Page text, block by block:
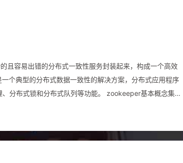
且容易出错的分布式⼀致性服务封装起来，构成⼀个⾼效
个典型的分布式数据⼀致性的解决⽅案，分布式应⽤程序
分布式锁和分布式队列等功能。 zookeeper基本概念集群
群的性能。 会话（session）指客户端会话， ⼀个客户端